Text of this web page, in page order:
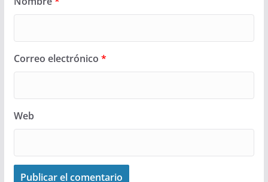
Correo electrónico *
Web